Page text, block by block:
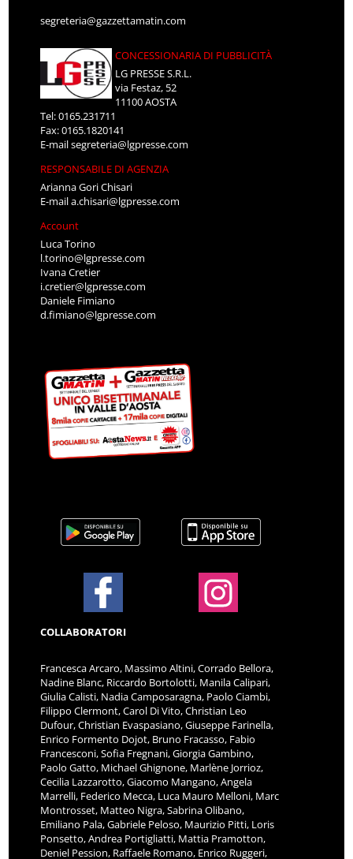
segreteria@gazzettamatin.com
CONCESSIONARIA DI PUBBLICITÀ
LG PRESSE S.R.L.
via Festaz, 52
11100 AOSTA
Tel: 0165.231711
Fax: 0165.1820141
E-mailsegreteria@lgpresse.com
RESPONSABILE DI AGENZIA
Arianna Gori Chisari
E-maila.chisari@lgpresse.com
Account
Luca Torino
l.torino@lgpresse.com
Ivana Cretier
i.cretier@lgpresse.com
Daniele Fimiano
d.fimiano@lgpresse.com
COLLABORATORI
Francesca Arcaro, Massimo Altini, Corrado Bellora,
Nadine Blanc, Riccardo Bortolotti, Manila Calipari,
Giulia Calisti, Nadia Camposaragna, Paolo Ciambi,
Filippo Clermont, Carol Di Vito, Christian Leo
Dufour, Christian Evaspasiano, Giuseppe Farinella,
Enrico Formento Dojot, Bruno Fracasso, Fabio
Francesconi, Sofia Fregnani, Giorgia Gambino,
Paolo Gatto, Michael Ghignone, Marlène Jorrioz,
Cecilia Lazzarotto, Giacomo Mangano, Angela
Marrelli, Federico Mecca, Luca Mauro Melloni, Marc
Montrosset, Matteo Nigra, Sabrina Olibano,
Emiliano Pala, Gabriele Peloso, Maurizio Pitti, Loris
Ponsetto, Andrea Portigliatti, Mattia Pramotton,
Deniel Pession, Raffaele Romano, Enrico Ruggeri,